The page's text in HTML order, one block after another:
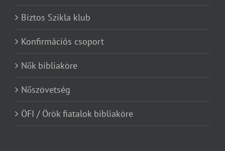
Biztos Szikla klub
Konfirmációs csoport
Nők bibliaköre
Nőszövetség
ÖFI / Örök fiatalok bibliaköre